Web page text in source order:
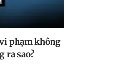
vi phạm không
ra sao?